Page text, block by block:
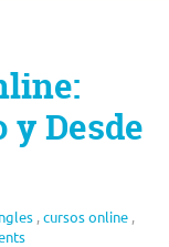
Desde
,cursos online ,